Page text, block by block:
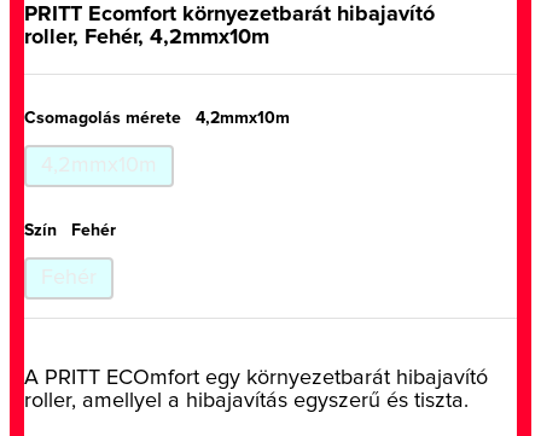
PRITT Ecomfort környezetbarát hibajavító
roller, Fehér, 4,2mmx10m
Csomagolás mérete 4,2mmx10m
Szín Fehér
A PRITT ECOmfort egy környezetbarát hibajavító
roller, amellyel a hibajavítás egyszerű és tiszta.